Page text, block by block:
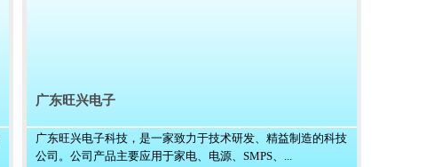
广东旺兴电子
广东旺兴电子科技，是一家致力于技术研发、精益制造的科技
公司。公司产品主要应用于家电、电源、SMPS、...